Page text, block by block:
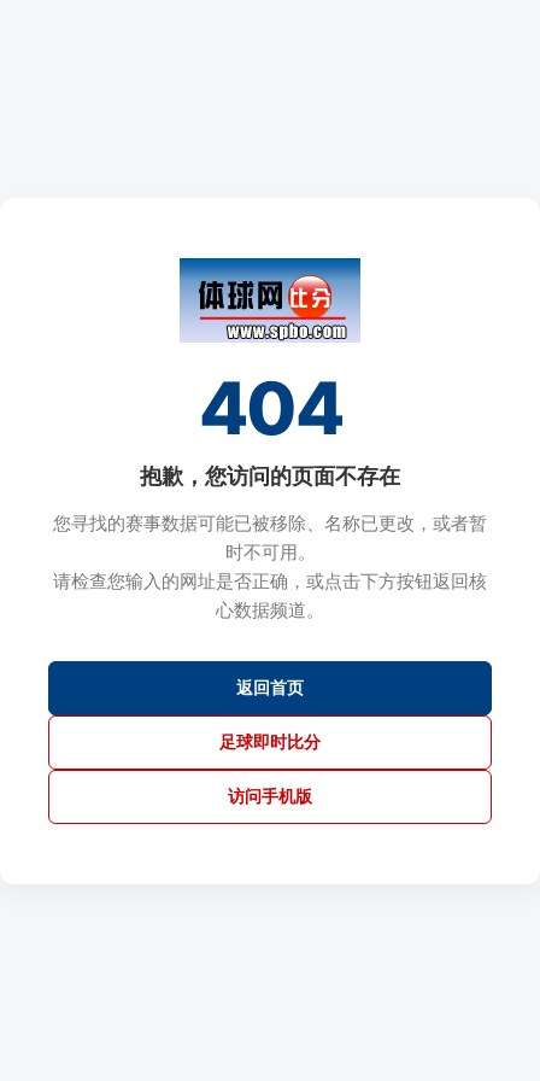
404
抱歉，您访问的页面不存在
您寻找的赛事数据可能已被移除、名称已更改，或者暂
时不可用。
请检查您输入的网址是否正确，或点击下方按钮返回核
心数据频道。
返回首页
足球即时比分
访问手机版